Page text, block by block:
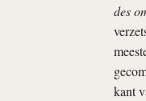
des
kant